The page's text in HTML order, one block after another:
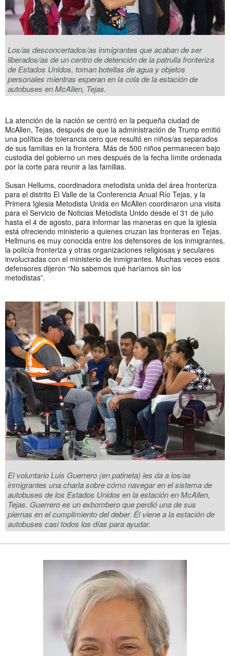
Los/as desconcertados/as inmigrantes que acaban de ser
liberados/as de un centro de detención de la patrulla fronteriza
de Estados Unidos, toman botellas de agua y objetos
personales mientras esperan en la cola de la estación de
autobuses en McAllen, Tejas.
La atención de la nación se centró en la pequeña ciudad de
McAllen, Tejas, después de que la administración de Trump emitió
una política de tolerancia cero que resultó en niños/as separados
de sus familias en la frontera. Más de 500 niños permanecen bajo
custodia del gobierno un mes después de la fecha límite ordenada
por la corte para reunir a las familias.
Susan Hellums, coordinadora metodista unida del área fronteriza
para el distrito El Valle de la Conferencia Anual Río Tejas, y la
Primera Iglesia Metodista Unida en McAllen coordinaron una visita
para el Servicio de Noticias Metodista Unido desde el 31 de julio
hasta el 4 de agosto, para informar las maneras en que la iglesia
está ofreciendo ministerio a quienes cruzan las fronteras en Tejas.
Hellmuns es muy conocida entre los defensores de los inmigrantes,
la policía fronteriza y otras organizaciones religiosas y seculares
involucradas con el ministerio de inmigrantes. Muchas veces esos
defensores dijeron “No sabemos qué haríamos sin los
metodistas”.
El voluntario Luis Guerrero (en patineta) les da a los/as
inmigrantes una charla sobre cómo navegar en el sistema de
autobuses de los Estados Unidos en la estación en McAllen,
Tejas. Guerrero es un exbombero que perdió una de sus
piernas en el cumplimiento del deber. Él viene a la estación de
autobuses casi todos los días para ayudar.